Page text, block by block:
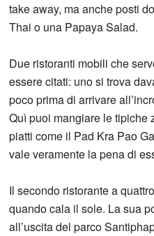
take away, ma anche posti
Thai o una Papaya Salad.
Due ristoranti mobili che
essere citati: uno si trova
poco prima di arrivare
Quì puoi mangiare le tipiche
piatti come il Pad Kra Pao
vale veramente la pena di
Il secondo ristorante a
quando cala il sole. La sua
all’uscita del parco